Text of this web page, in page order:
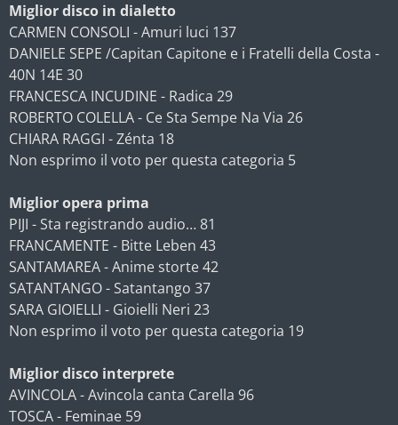
Miglior disco in dialetto
CARMEN CONSOLI - Amuri luci 137
DANIELE SEPE /Capitan Capitone e i Fratelli della Costa -
40N 14E 30
FRANCESCA INCUDINE - Radica 29
ROBERTO COLELLA - Ce Sta Sempe Na Via 26
CHIARA RAGGI - Zénta 18
Non esprimo il voto per questa categoria 5
Miglior opera prima
PIJI - Sta registrando audio… 81
FRANCAMENTE - Bitte Leben 43
SANTAMAREA - Anime storte 42
SATANTANGO - Satantango 37
SARA GIOIELLI - Gioielli Neri 23
Non esprimo il voto per questa categoria 19
Miglior disco interprete
AVINCOLA - Avincola canta Carella 96
TOSCA - Feminae 59